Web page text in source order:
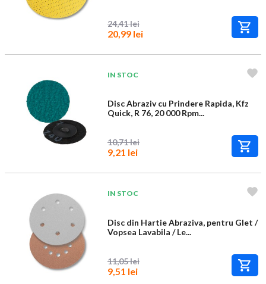
24,41 lei
20,99 lei
IN STOC
Disc Abraziv cu Prindere Rapida, Kfz
Quick, R 76, 20 000 Rpm...
10,71 lei
9,21 lei
IN STOC
Disc din Hartie Abraziva, pentru Glet /
Vopsea Lavabila / Le...
11,05 lei
9,51 lei